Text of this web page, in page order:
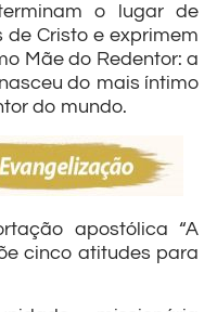
o lugar de
Cristo e exprimem
Mãe do Redentor: a
do mais íntimo
do mundo.
apostólica “A
cinco atitudes para